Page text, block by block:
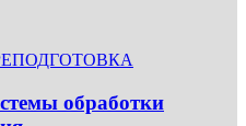
обработки